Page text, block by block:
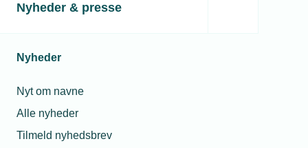
Nyheder & presse
Nyheder
Nyt om navne
Alle nyheder
Tilmeld nyhedsbrev